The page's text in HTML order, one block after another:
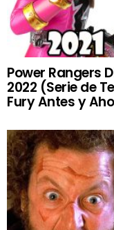
Power Rangers
2022 (Serie de
Fury Antes y